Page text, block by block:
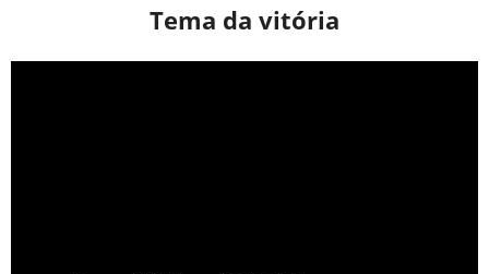
Tema da vitória